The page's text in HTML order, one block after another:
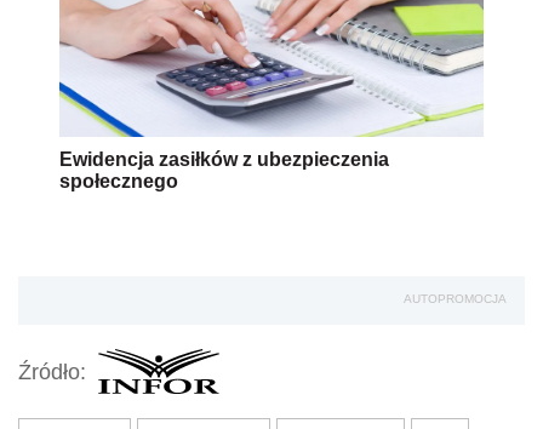
Ewidencja zasiłków z ubezpieczenia
społecznego
AUTOPROMOCJA
Źródło: